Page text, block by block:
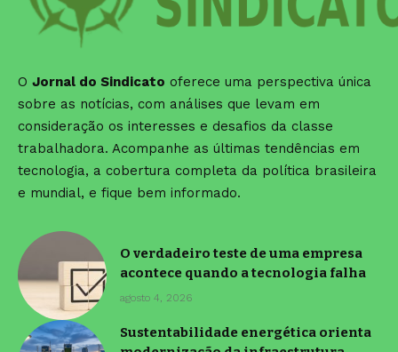
O Jornal do Sindicato oferece uma perspectiva única
sobre as notícias, com análises que levam em
consideração os interesses e desafios da classe
trabalhadora. Acompanhe as últimas tendências em
tecnologia, a cobertura completa da política brasileira
e mundial, e fique bem informado.
O verdadeiro teste de uma empresa
acontece quando a tecnologia falha
agosto 4, 2026
Sustentabilidade energética orienta